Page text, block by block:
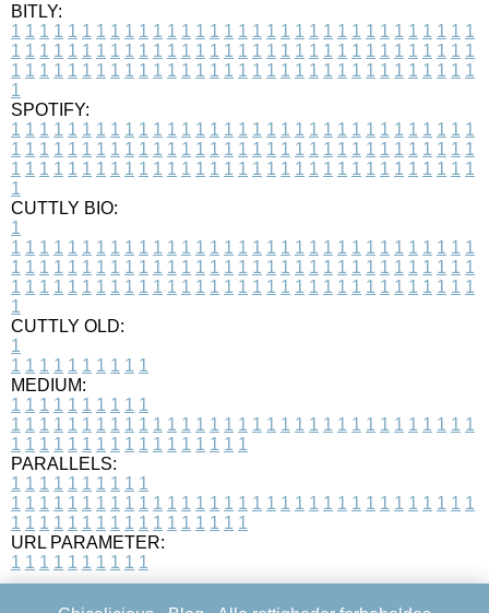
BITLY:
1 1 1 1 1 1 1 1 1 1 1 1 1 1 1 1 1 1 1 1 1 1 1 1 1 1 1 1 1 1 1 1 1
1 1 1 1 1 1 1 1 1 1 1 1 1 1 1 1 1 1 1 1 1 1 1 1 1 1 1 1 1 1 1 1 1
1 1 1 1 1 1 1 1 1 1 1 1 1 1 1 1 1 1 1 1 1 1 1 1 1 1 1 1 1 1 1 1 1
1
SPOTIFY:
1 1 1 1 1 1 1 1 1 1 1 1 1 1 1 1 1 1 1 1 1 1 1 1 1 1 1 1 1 1 1 1 1
1 1 1 1 1 1 1 1 1 1 1 1 1 1 1 1 1 1 1 1 1 1 1 1 1 1 1 1 1 1 1 1 1
1 1 1 1 1 1 1 1 1 1 1 1 1 1 1 1 1 1 1 1 1 1 1 1 1 1 1 1 1 1 1 1 1
1
CUTTLY BIO:
1
1 1 1 1 1 1 1 1 1 1 1 1 1 1 1 1 1 1 1 1 1 1 1 1 1 1 1 1 1 1 1 1 1
1 1 1 1 1 1 1 1 1 1 1 1 1 1 1 1 1 1 1 1 1 1 1 1 1 1 1 1 1 1 1 1 1
1 1 1 1 1 1 1 1 1 1 1 1 1 1 1 1 1 1 1 1 1 1 1 1 1 1 1 1 1 1 1 1 1
1
CUTTLY OLD:
1
1 1 1 1 1 1 1 1 1 1
MEDIUM:
1 1 1 1 1 1 1 1 1 1
1 1 1 1 1 1 1 1 1 1 1 1 1 1 1 1 1 1 1 1 1 1 1 1 1 1 1 1 1 1 1 1 1
1 1 1 1 1 1 1 1 1 1 1 1 1 1 1 1 1
PARALLELS:
1 1 1 1 1 1 1 1 1 1
1 1 1 1 1 1 1 1 1 1 1 1 1 1 1 1 1 1 1 1 1 1 1 1 1 1 1 1 1 1 1 1 1
1 1 1 1 1 1 1 1 1 1 1 1 1 1 1 1 1
URL PARAMETER:
1 1 1 1 1 1 1 1 1 1